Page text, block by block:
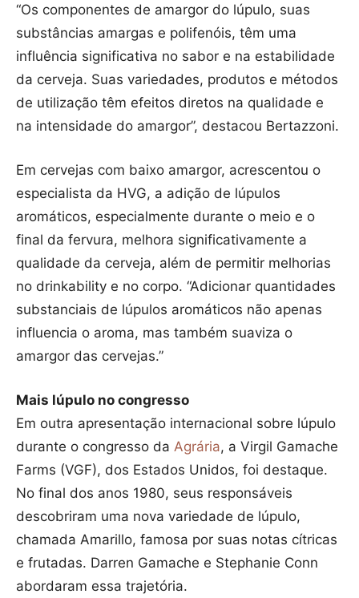
“Os componentes de amargor do lúpulo, suas
substâncias amargas e polifenóis, têm uma
influência significativa no sabor e na estabilidade
da cerveja. Suas variedades, produtos e métodos
de utilização têm efeitos diretos na qualidade e
na intensidade do amargor”, destacou Bertazzoni.
Em cervejas com baixo amargor, acrescentou o
especialista da HVG, a adição de lúpulos
aromáticos, especialmente durante o meio e o
final da fervura, melhora significativamente a
qualidade da cerveja, além de permitir melhorias
no drinkability e no corpo. “Adicionar quantidades
substanciais de lúpulos aromáticos não apenas
influencia o aroma, mas também suaviza o
amargor das cervejas.”
Mais lúpulo no congresso
Em outra apresentação internacional sobre lúpulo
durante o congresso da Agrária, a Virgil Gamache
Farms (VGF), dos Estados Unidos, foi destaque.
No final dos anos 1980, seus responsáveis
descobriram uma nova variedade de lúpulo,
chamada Amarillo, famosa por suas notas cítricas
e frutadas. Darren Gamache e Stephanie Conn
abordaram essa trajetória.